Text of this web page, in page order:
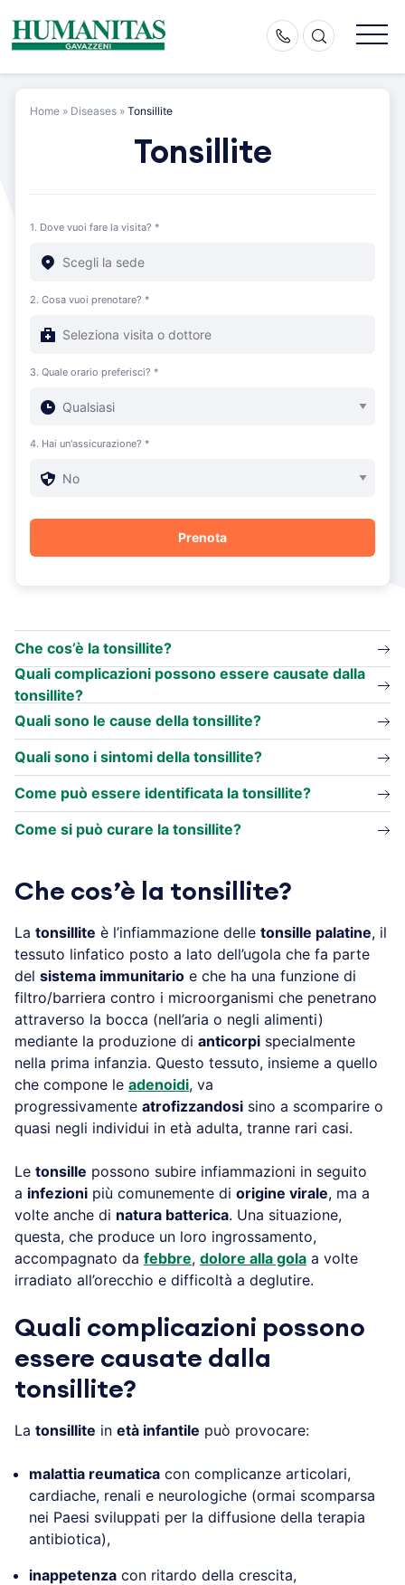
content
Home » Diseases » Tonsillite
Tonsillite
1. Dove vuoi fare la visita? *
2. Cosa vuoi prenotare? *
3. Quale orario preferisci? *
4. Hai un'assicurazione? *
Che cos’è la tonsillite?
Quali complicazioni possono essere causate dalla
tonsillite?
Quali sono le cause della tonsillite?
Quali sono i sintomi della tonsillite?
Come può essere identificata la tonsillite?
Come si può curare la tonsillite?
Che cos’è la tonsillite?
La tonsillite è l’infiammazione delle tonsille palatine, il
tessuto linfatico posto a lato dell’ugola che fa parte
del sistema immunitario e che ha una funzione di
filtro/barriera contro i microorganismi che penetrano
attraverso la bocca (nell’aria o negli alimenti)
mediante la produzione di anticorpi specialmente
nella prima infanzia. Questo tessuto, insieme a quello
che compone le adenoidi, va
progressivamente atrofizzandosi sino a scomparire o
quasi negli individui in età adulta, tranne rari casi.
Le tonsille possono subire infiammazioni in seguito
a infezioni più comunemente di origine virale, ma a
volte anche di natura batterica. Una situazione,
questa, che produce un loro ingrossamento,
accompagnato da febbre, dolore alla gola a volte
irradiato all’orecchio e difficoltà a deglutire.
Quali complicazioni possono
essere causate dalla
tonsillite?
La tonsillite in età infantile può provocare:
malattia reumatica con complicanze articolari,
cardiache, renali e neurologiche (ormai scomparsa
nei Paesi sviluppati per la diffusione della terapia
antibiotica),
inappetenza con ritardo della crescita,